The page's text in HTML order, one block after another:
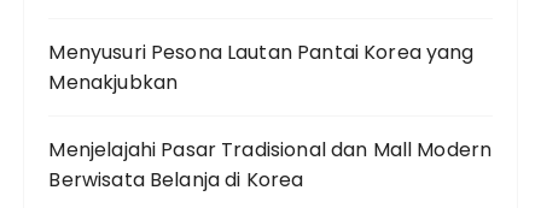
Menyusuri Pesona Lautan Pantai Korea yang
Menakjubkan
Menjelajahi Pasar Tradisional dan Mall Modern
Berwisata Belanja di Korea